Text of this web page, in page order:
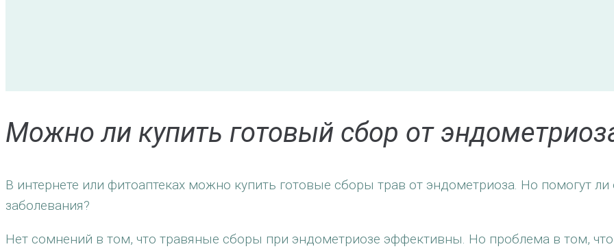
Можно ли купить готовый сбор от
В интернете или фитоаптеках можно купить готовые сборы трав от эндометриоза. Но помогут ли
заболевания?
Нет сомнений в том, что травяные сборы при эндометриозе эффективны. Но проблема в том,